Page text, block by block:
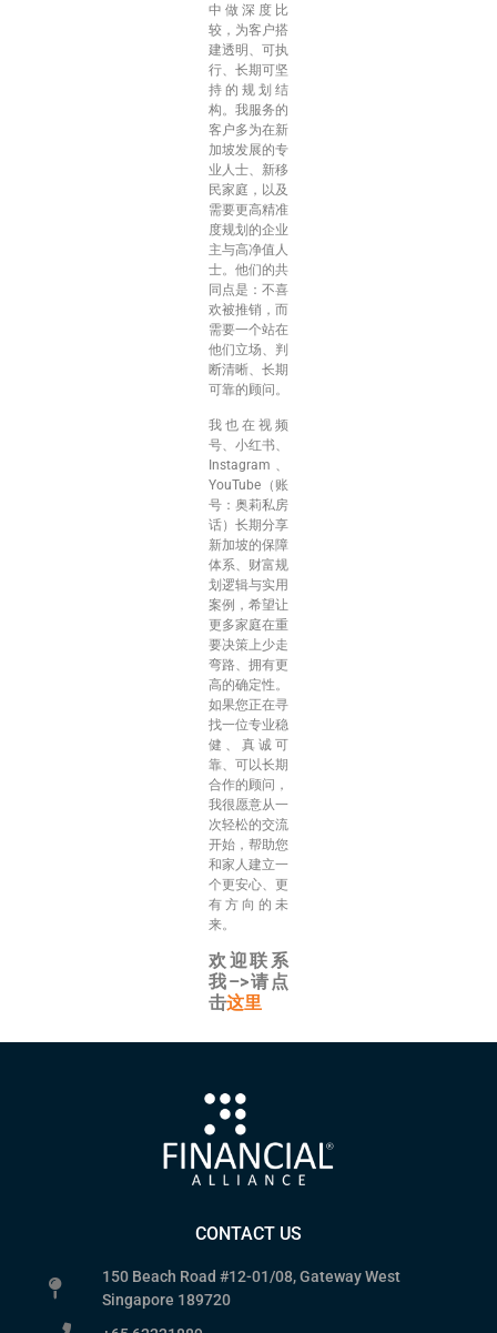
中做深度比
较，为客户搭
建透明、可执
行、长期可坚
持的规划结
构。我服务的
客户多为在新
加坡发展的专
业人士、新移
民家庭，以及
需要更高精准
度规划的企业
主与高净值人
士。他们的共
同点是：不喜
欢被推销，而
需要一个站在
他们立场、判
断清晰、长期
可靠的顾问。
我也在视频
号、小红书、
Instagram、
YouTube（账
号：奥莉私房
话）长期分享
新加坡的保障
体系、财富规
划逻辑与实用
案例，希望让
更多家庭在重
要决策上少走
弯路、拥有更
高的确定性。
如果您正在寻
找一位专业稳
健、真诚可
靠、可以长期
合作的顾问，
我很愿意从一
次轻松的交流
开始，帮助您
和家人建立一
个更安心、更
有方向的未
来。
欢迎联系
我–>请点
击这里
CONTACT US
150 Beach Road #12-01/08, Gateway West
Singapore 189720